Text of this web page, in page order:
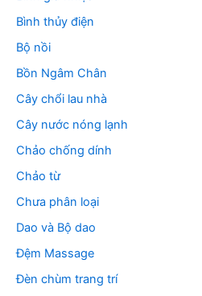
Bình thủy điện
Bộ nồi
Bồn Ngâm Chân
Cây chổi lau nhà
Cây nước nóng lạnh
Chảo chống dính
Chảo từ
Chưa phân loại
Dao và Bộ dao
Đệm Massage
Đèn chùm trang trí